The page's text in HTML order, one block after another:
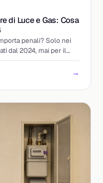
di Luce e Gas: Cosa
penali? Solo nei
dal 2024, mai per il
tutelarti.
→